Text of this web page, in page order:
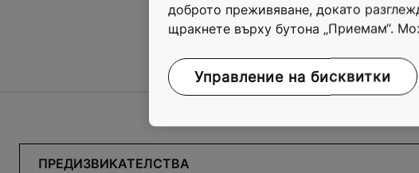
ПРЕДИЗВИКАТЕЛСТВА
доброто преживяване, докато
щракнете върху бутона „Приемам“.
Управление на бисквитки